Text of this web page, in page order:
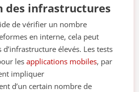
des infrastructures
de vérifier un nombre
en interne, cela peut
élevés. Les tests
lesapplications mobiles, par
impliquer
d’un certain nombre de